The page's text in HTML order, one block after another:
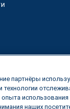
перевозок
партнёры
технологии
использования
наших